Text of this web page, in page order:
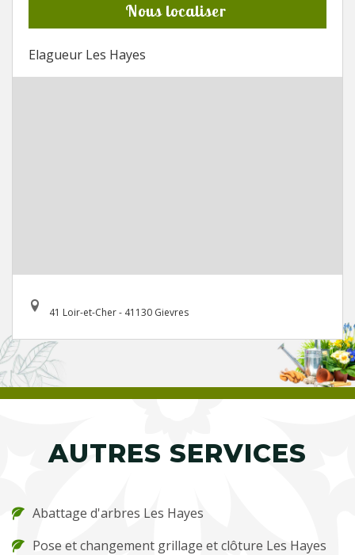
Nous localiser
Elagueur Les Hayes
41 Loir-et-Cher - 41130 Gievres
AUTRES SERVICES
Abattage d'arbres Les Hayes
Pose et changement grillage et clôture Les Hayes